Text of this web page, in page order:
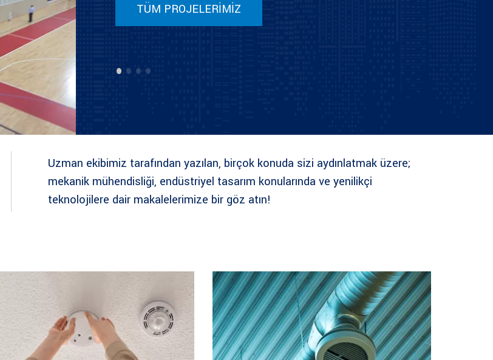
TÜM PROJELERİMİZ
Uzman ekibimiz tarafından yazılan, birçok konuda sizi aydınlatmak üzere;
mekanik mühendisliği, endüstriyel tasarım konularında ve yenilikçi
teknolojilere dair makalelerimize bir göz atın!